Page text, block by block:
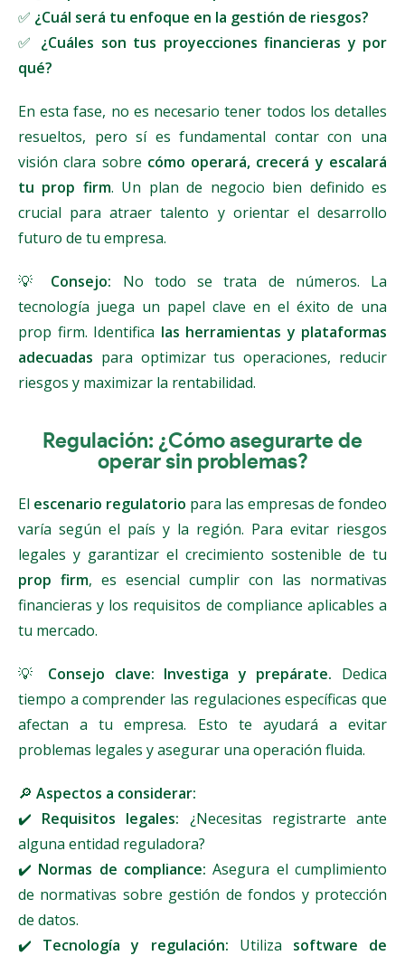
✅ ¿Cuál será tu enfoque en la gestión de riesgos?
✅ ¿Cuáles son tus proyecciones financieras y por
qué?
En esta fase, no es necesario tener todos los detalles
resueltos, pero sí es fundamental contar con una
visión clara sobre cómo operará, crecerá y escalará
tu prop firm. Un plan de negocio bien definido es
crucial para atraer talento y orientar el desarrollo
futuro de tu empresa.
💡 Consejo: No todo se trata de números. La
tecnología juega un papel clave en el éxito de una
prop firm. Identifica las herramientas y plataformas
adecuadas para optimizar tus operaciones, reducir
riesgos y maximizar la rentabilidad.
Regulación: ¿Cómo asegurarte de
operar sin problemas?
El escenario regulatorio para las empresas de fondeo
varía según el país y la región. Para evitar riesgos
legales y garantizar el crecimiento sostenible de tu
prop firm, es esencial cumplir con las normativas
financieras y los requisitos de compliance aplicables a
tu mercado.
💡 Consejo clave: Investiga y prepárate. Dedica
tiempo a comprender las regulaciones específicas que
afectan a tu empresa. Esto te ayudará a evitar
problemas legales y asegurar una operación fluida.
🔎 Aspectos a considerar:
✔️ Requisitos legales: ¿Necesitas registrarte ante
alguna entidad reguladora?
✔️ Normas de compliance: Asegura el cumplimiento
de normativas sobre gestión de fondos y protección
de datos.
✔️ Tecnología y regulación: Utiliza software de